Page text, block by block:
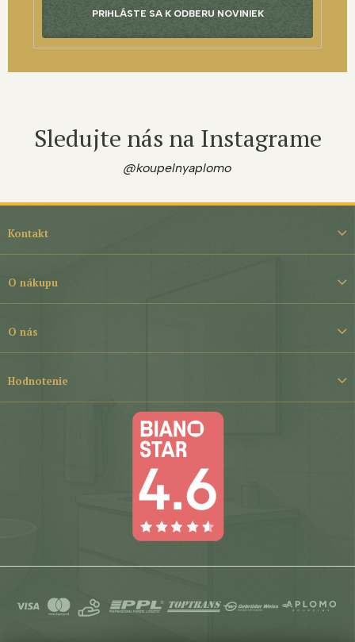
PRIHLÁSTE SA K ODBERU NOVINIEK
Sledujte nás na Instagrame
@koupelnyaplomo
Z
i
Kontakt
O nákupu
O nás
Hodnotenie